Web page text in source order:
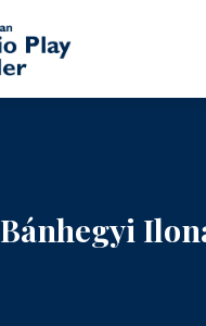
Bánhegyi